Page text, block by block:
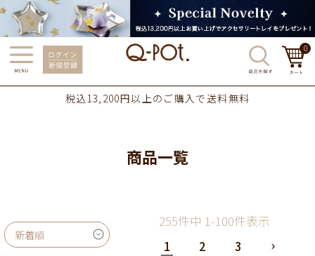
0
税込13,200円以上のご購入で送料無料
商品一覧
新着順
255件中 1-100件表示
1
2 3